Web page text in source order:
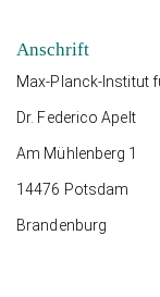
Anschrift
Max-Planck-Institut
Dr. Federico Apelt
Am Mühlenberg 1
14476 Potsdam
Brandenburg